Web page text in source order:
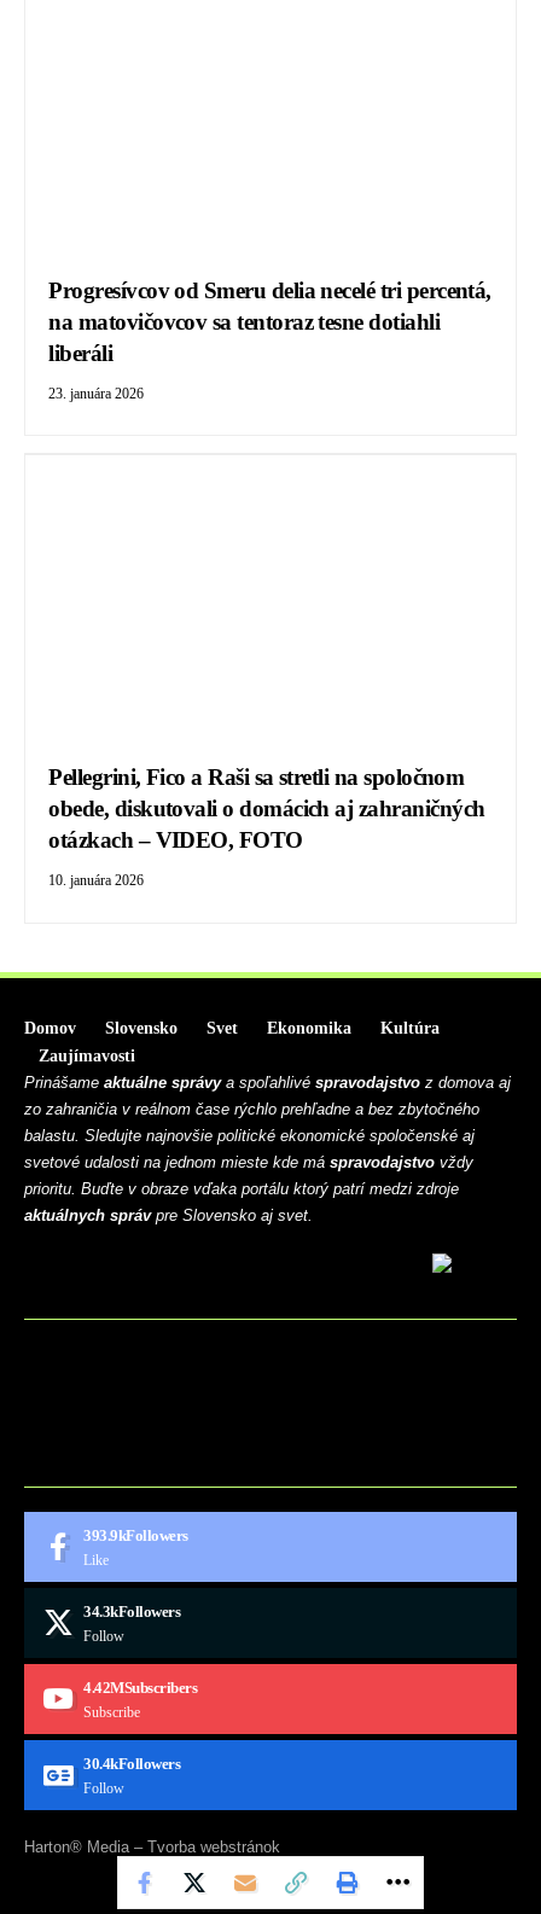
Progresívcov od Smeru delia necelé tri percentá,
na matovičovcov sa tentoraz tesne dotiahli
liberáli
23. januára 2026
Pellegrini, Fico a Raši sa stretli na spoločnom
obede, diskutovali o domácich aj zahraničných
otázkach – VIDEO, FOTO
10. januára 2026
Domov Slovensko Svet Ekonomika
Kultúra
Zaujímavosti
Prinášame aktuálne správya spoľahlivé spravodajstvo z domova aj
zo zahraničia v reálnom čase rýchlo prehľadne a bez zbytočného
balastu. Sledujte najnovšie politické ekonomické spoločenské aj
svetové udalosti na jednom mieste kde má spravodajstvo vždy
prioritu. Buďte v obraze vďaka portálu ktorý patrí medzi zdroje
aktuálnych správpre Slovensko aj svet.
393.9kFollowers
Like
34.3kFollowers
Follow
4.42MSubscribers
Subscribe
30.4kFollowers
Follow
Harton® Media – Tvorba webstránok